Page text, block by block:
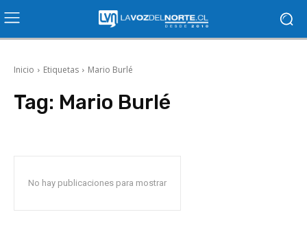
Inicio Etiquetas Mario Burlé
Tag: Mario Burlé
No hay publicaciones para mostrar